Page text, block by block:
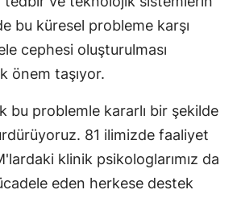
bu küresel probleme karşı
cephesi oluşturulması
önem taşıyor.
bu problemle kararlı bir şekilde
81 ilimizde faaliyet
klinik psikologlarımız da
eden herkese destek